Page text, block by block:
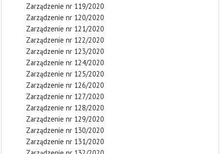
Zarządzenie nr 119/2020
Zarządzenie nr 120/2020
Zarządzenie nr 121/2020
Zarządzenie nr 122/2020
Zarządzenie nr 123/2020
Zarządzenie nr 124/2020
Zarządzenie nr 125/2020
Zarządzenie nr 126/2020
Zarządzenie nr 127/2020
Zarządzenie nr 128/2020
Zarządzenie nr 129/2020
Zarządzenie nr 130/2020
Zarządzenie nr 131/2020